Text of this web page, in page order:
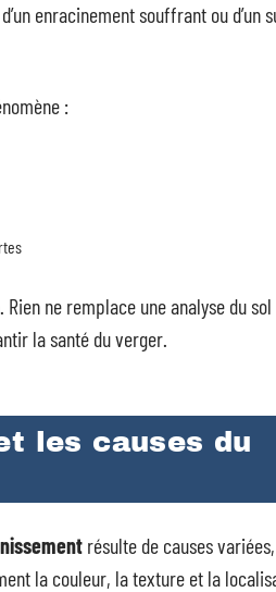
enracinement souffrant ou d’un
:
ne remplace une analyse du sol
la santé du verger.
les causes du
résulte de causes
la couleur, la texture et la